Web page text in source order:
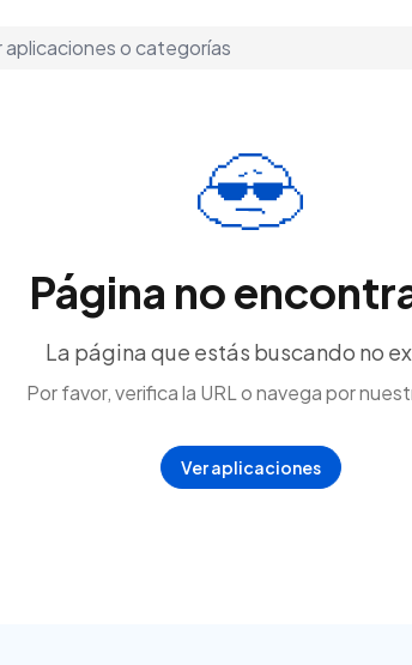
Página no
La página que estás buscando no
Por favor, verifica la URL o navega por
Ver aplicaciones